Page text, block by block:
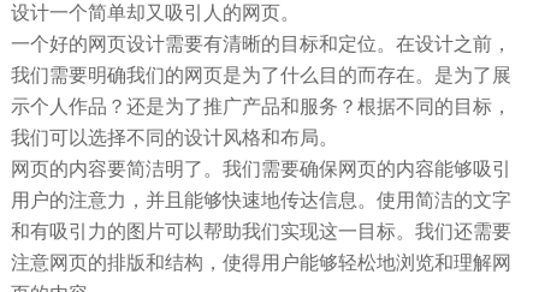
设计一个简单却又吸引人的网页。
一个好的网页设计需要有清晰的目标和定位。在设计之前，
我们需要明确我们的网页是为了什么目的而存在。是为了展
示个人作品？还是为了推广产品和服务？根据不同的目标，
我们可以选择不同的设计风格和布局。
网页的内容要简洁明了。我们需要确保网页的内容能够吸引
用户的注意力，并且能够快速地传达信息。使用简洁的文字
和有吸引力的图片可以帮助我们实现这一目标。我们还需要
注意网页的排版和结构，使得用户能够轻松地浏览和理解网